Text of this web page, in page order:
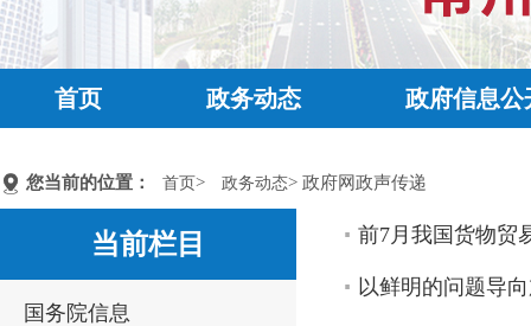
首页 政务动态 政府信息公
您当前的位置： 首页> 政务动态> 政府网政声传递
当前栏目
国务院信息
前7月我国货物贸
以鲜明的问题导